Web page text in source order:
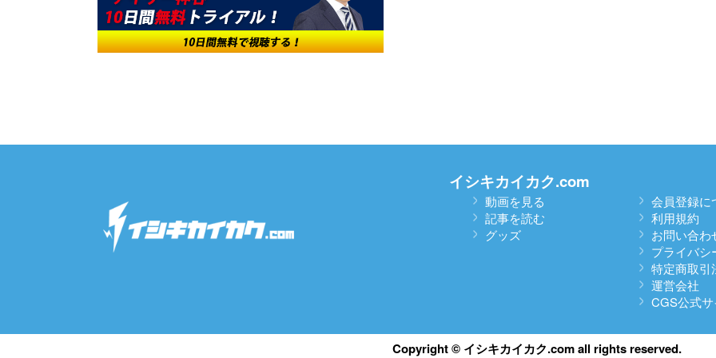
イシキカイカク.com
動画を見る
記事を読む
グッズ
会員登録に
利用規約
お問い合わ
プライバシ
特定商取引
運営会社
CGS公式
Copyright © イシキカイカク.com all rights reserved.